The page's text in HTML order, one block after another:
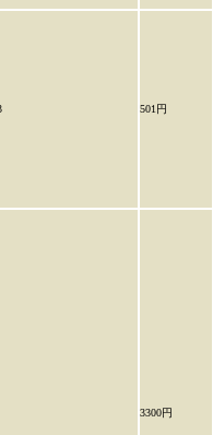
501円
3300円